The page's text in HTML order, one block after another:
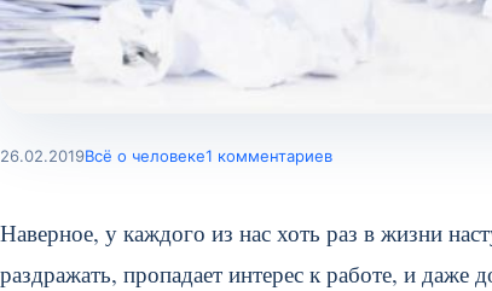
26.02.2019Всё о человеке1 комментариев
Наверное, у каждого из нас хоть раз в жизни
раздражать, пропадает интерес к работе, и